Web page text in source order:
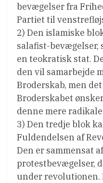
bevægelser fra
Partiet til
2) Den islamiske
salafist-bevægelser,
en teokratisk stat.
den vil samarbejde
Broderskab, men
Broderskabet
denne mere
3) Den tredje blok
Fuldendelsen af
Den er sammensat
protestbevægelser,
under